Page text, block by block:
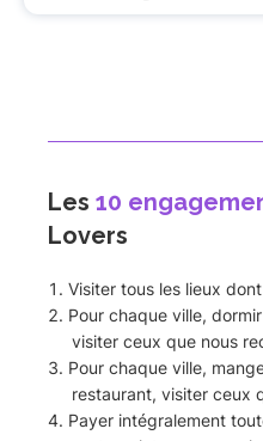
Les 10
Lovers
Visiter tous les lieux
Pour chaque ville,
visiter ceux que nous
Pour chaque ville,
restaurant, visiter ceux
Payer intégralement